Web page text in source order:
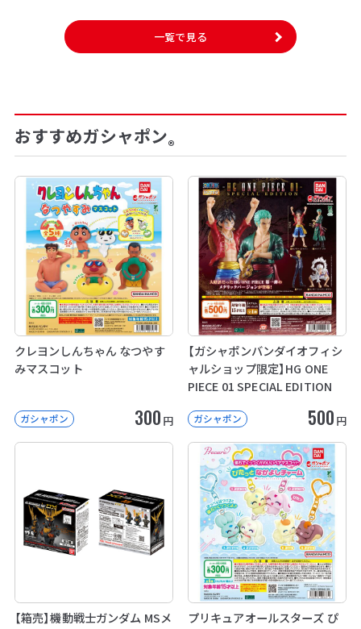
一覧で見る
おすすめガシャポン®
クレヨンしんちゃん なつやす
みマスコット
ガシャポン 300 円
【ガシャポンバンダイオフィシ
ャルショップ限定】HG ONE
PIECE 01 SPECIAL EDITION
ガシャポン 500 円
【箱売】機動戦士ガンダム MSメ
プリキュアオールスターズ ぴ